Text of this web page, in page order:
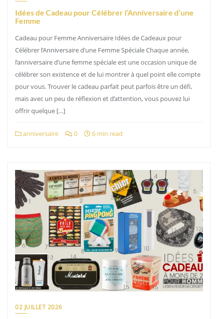
Idées de Cadeau pour Célébrer l’Anniversaire d’une
Femme
Cadeau pour Femme Anniversaire Idées de Cadeaux pour
Célébrer l’Anniversaire d’une Femme Spéciale Chaque année,
l’anniversaire d’une femme spéciale est une occasion unique de
célébrer son existence et de lui montrer à quel point elle compte
pour vous. Trouver le cadeau parfait peut parfois être un défi,
mais avec un peu de réflexion et d’attention, vous pouvez lui
offrir quelque […]
anniversaire 0 6 min read
02 JUILLET 2026